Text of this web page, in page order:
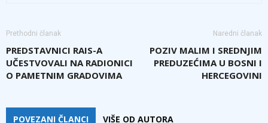
Prethodni članak
PREDSTAVNICI RAIS-A
UČESTVOVALI NA RADIONICI
O PAMETNIM GRADOVIMA
Naredni članak
POZIV MALIM I SREDNJIM
PREDUZEĆIMA U BOSNI I
HERCEGOVINI
POVEZANI ČLANCI VIŠE OD AUTORA